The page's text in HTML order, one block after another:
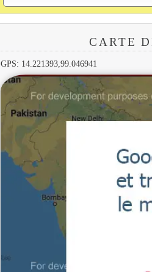
CARTE
GPS: 14.221393,99.046941